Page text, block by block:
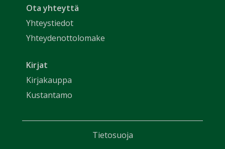
Ota yhteyttä
Yhteystiedot
Yhteydenottolomake
Kirjat
Kirjakauppa
Kustantamo
Tietosuoja